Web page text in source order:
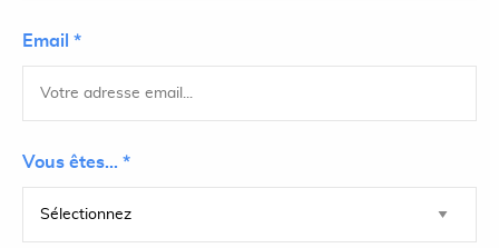
Email *
Vous êtes... *